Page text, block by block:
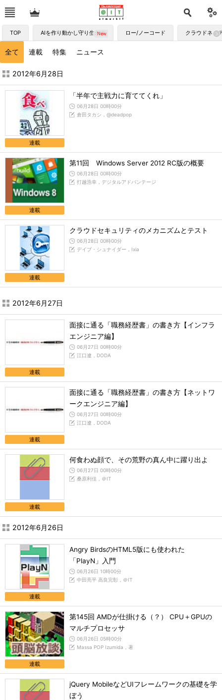
TOP AIを作り動かし守り生かす ロー/ノーコード クラウドネイ
全て 連載 特集 ニュース
2012年6月の記事一覧 - ＠IT
2012年6月28日
連載
「半年で主戦力に育ててくれ」
06月28日 00時00分
倉田タカシ，@deadpop
連載
第11回 Windows Server 2012 RC版の概要
06月28日 00時00分
打越浩幸，デジタルアドバンテージ
連載
クラウドセキュリティのメカニズムとテスト
06月28日 00時00分
デイブ・シュナイダー，Ixia
2012年6月27日
連載
面接に通る「職務経歴書」の書き方【インフラ
エンジニア編】
06月27日 00時00分
江口遼，DODA
連載
面接に通る「職務経歴書」の書き方【ネットワ
ークエンジニア編】
06月27日 00時00分
江口遼，DODA
連載
何食わぬ顔で、その荒野の真ん中に躍り出よ
06月27日 00時00分
桑原利佳，＠IT
2012年6月26日
連載
Angry BirdsのHTML5版にも使われた
「PlayN」入門
06月26日 10時00分
中田亮平 高良完彰，＠IT
連載
第145回 AMDが仕掛ける（？） CPU＋GPUの
マルチプロセッサ
06月26日 05時00分
Massa POP Izumida，著
jQuery MobileなどUIフレームワークの基礎を学
ぼう